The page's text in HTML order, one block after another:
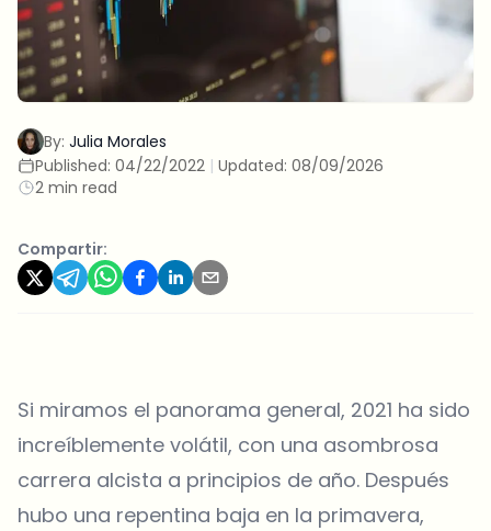
By: Julia Morales
Published: 04/22/2022 | Updated: 08/09/2026
2 min read
Compartir:
Si miramos el panorama general, 2021 ha sido
increíblemente volátil, con una asombrosa
carrera alcista a principios de año. Después
hubo una repentina baja en la primavera,